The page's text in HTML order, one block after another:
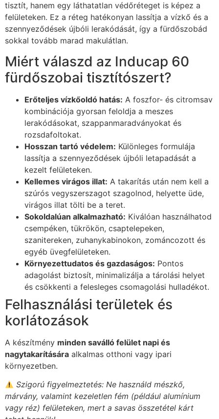
tisztít, hanem egy láthatatlan védőréteget is képez a
felületeken. Ez a réteg hatékonyan lassítja a vízkő és a
szennyeződések újbóli lerakódását, így a fürdőszobád
sokkal tovább marad makulátlan.
Miért válaszd az Inducap 60
fürdőszobai tisztítószert?
Erőteljes vízkőoldó hatás: A foszfor- és citromsav
kombinációja gyorsan feloldja a meszes
lerakódásokat, szappanmaradványokat és
rozsdafoltokat.
Hosszan tartó védelem: Különleges formulája
lassítja a szennyeződések újbóli letapadását a
kezelt felületeken.
Kellemes virágos illat: A takarítás után nem kell a
szúrós vegyszerszagot szagolnod, helyette üde,
virágos illat tölti be a teret.
Sokoldalúan alkalmazható: Kiválóan használhatod
csempéken, tükrökön, csaptelepeken,
szanitereken, zuhanykabinokon, zománcozott és
egyéb üvegfelületeken.
Környezettudatos és gazdaságos: Pontos
adagolást biztosít, minimalizálja a tárolási helyet
és csökkenti a felesleges csomagolási hulladékot.
Felhasználási területek és
korlátozások
A készítmény minden saválló felület napi és
nagytakarítására alkalmas otthoni vagy ipari
környezetben.
Szigorú figyelmeztetés: Ne használd mészkő,
márvány, valamint kezeletlen fém (például alumínium
vagy réz) felületeken, mert a savas összetétel kárt